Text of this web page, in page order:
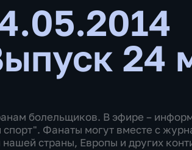
24
болельщиков. В эфире –
Фанаты могут вместе с
страны, Европы и других